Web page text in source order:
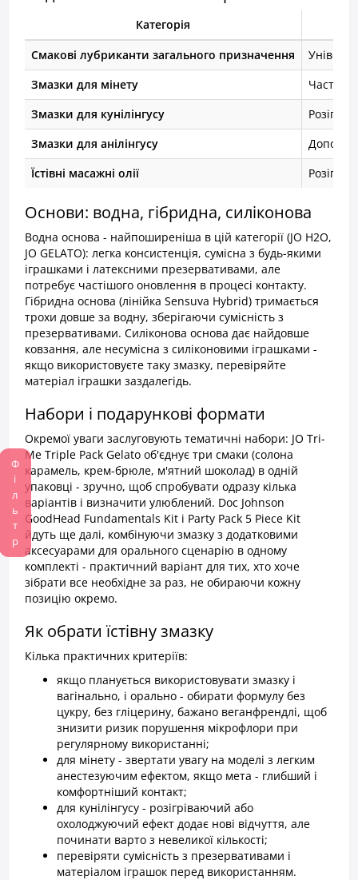
Фільтр
Категорія
Смакові лубриканти загального призначення
Змазки для мінету
Часто з
Змазки для кунілінгусу
Змазки для анілінгусу
Їстівні масажні олії
Основи: водна, гібридна, силіконова
Водна основа - найпоширеніша в цій категорії (JO H2O,
JO GELATO): легка консистенція, сумісна з будь-якими
іграшками і латексними презервативами, але
потребує частішого оновлення в процесі контакту.
Гібридна основа (лінійка Sensuva Hybrid) тримається
трохи довше за водну, зберігаючи сумісність з
презервативами. Силіконова основа дає найдовше
ковзання, але несумісна з силіконовими іграшками -
якщо використовуєте таку змазку, перевіряйте
матеріал іграшки заздалегідь.
Набори і подарункові формати
Окремої уваги заслуговують тематичні набори: JO Tri-
Me Triple Pack Gelato об'єднує три смаки (солона
карамель, крем-брюле, м'ятний шоколад) в одній
упаковці - зручно, щоб спробувати одразу кілька
варіантів і визначити улюблений. Doc Johnson
GoodHead Fundamentals Kit і Party Pack 5 Piece Kit
йдуть ще далі, комбінуючи змазку з додатковими
аксесуарами для орального сценарію в одному
комплекті - практичний варіант для тих, хто хоче
зібрати все необхідне за раз, не обираючи кожну
позицію окремо.
Як обрати їстівну змазку
Кілька практичних критеріїв:
якщо планується використовувати змазку і
вагінально, і орально - обирати формулу без
цукру, без гліцерину, бажано веганфрендлі, щоб
знизити ризик порушення мікрофлори при
регулярному використанні;
для мінету - звертати увагу на моделі з легким
анестезуючим ефектом, якщо мета - глибший і
комфортніший контакт;
для кунілінгусу - розігріваючий або
охолоджуючий ефект додає нові відчуття, але
починати варто з невеликої кількості;
перевіряти сумісність з презервативами і
матеріалом іграшок перед використанням.